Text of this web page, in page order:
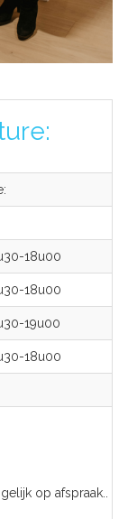
18u00
18u00
19u00
18u00
op afspraak..